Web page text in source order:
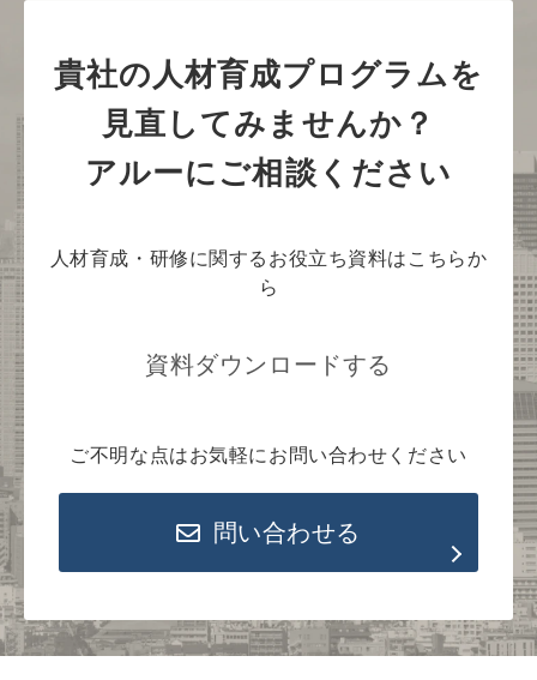
貴社の人材育成プログラムを
見直してみませんか？
アルーにご相談ください
人材育成・研修に関するお役立ち資料はこちらか
ら
資料ダウンロードする
ご不明な点はお気軽にお問い合わせください
問い合わせる